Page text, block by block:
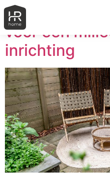
Duurzaam
voor een
inrichting